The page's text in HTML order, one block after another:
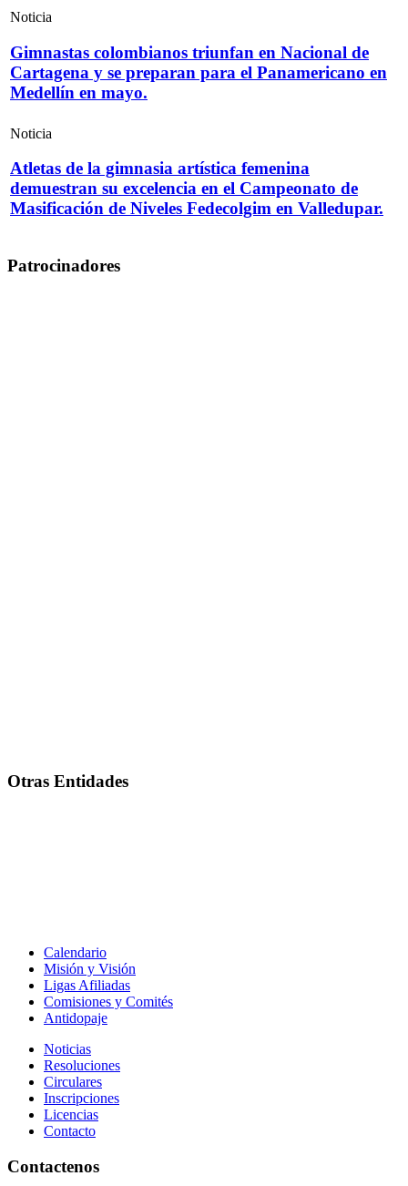
Noticia
Gimnastas colombianos triunfan en Nacional de
Cartagena y se preparan para el Panamericano en
Medellín en mayo.
Noticia
Atletas de la gimnasia artística femenina
demuestran su excelencia en el Campeonato de
Masificación de Niveles Fedecolgim en Valledupar.
Patrocinadores
Otras Entidades
Calendario
Misión y Visión
Ligas Afiliadas
Comisiones y Comités
Antidopaje
Noticias
Resoluciones
Circulares
Inscripciones
Licencias
Contacto
Contactenos